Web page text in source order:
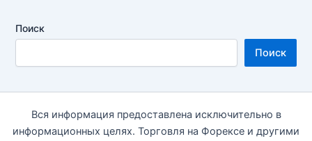
Поиск
Поиск
Вся информация предоставлена исключительно в
информационных целях. Торговля на Форексе и другими